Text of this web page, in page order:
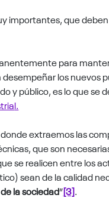
importantes, que
para
los nuevos
y público, es lo que se
l.
extraemos las
que son
se realicen entre los
sean de la calidad
la sociedad”[3].